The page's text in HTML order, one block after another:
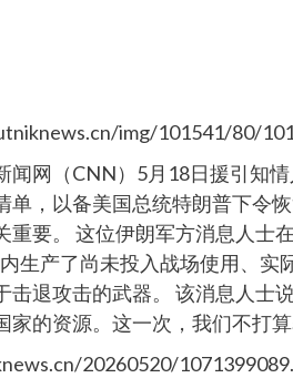
img/101541/80/
闻网（CNN）5月18日援引知
单，以备美国总统特朗普下令
重要。 这位伊朗军方消息人士
生产了尚未投入战场使用、实
击退攻击的武器。 该消息人士
家的资源。这一次，我们不打
20260520/